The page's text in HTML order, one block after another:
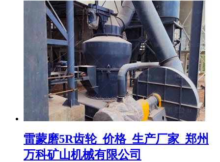
雷蒙磨5R齿轮_价格_生产厂家_郑州
万科矿山机械有限公司